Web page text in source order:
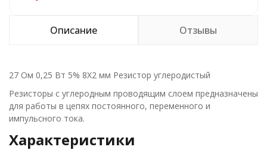
Описание Отзывы
27 Ом 0,25 Вт 5% 8X2 мм Резистор углеродистый
Резисторы с углеродным проводящим слоем предназначены
для работы в цепях постоянного, переменного и
импульсного тока.
Характеристики